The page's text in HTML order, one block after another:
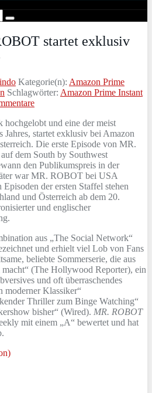
startet exklusiv
Kategorie(n): Amazon Prime
Schlagwörter: Amazon Prime Instant
und eine der meist
Jahres, startet exklusiv bei Amazon
Die erste Episode von MR.
dem South by Southwest
den Publikumspreis in der
war MR. ROBOT bei USA
der ersten Staffel stehen
und Österreich ab dem 20.
und englischer
aus „The Social Network“
und erhielt viel Lob von Fans
beliebte Sommerserie, die aus
(The Hollywood Reporter), ein
und oft überraschendes
moderner Klassiker“
Thriller zum Binge Watching“
bisher“ (Wired). MR. ROBOT
mit einem „A“ bewertet und hat